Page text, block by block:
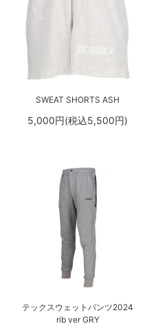
SWEAT SHORTS ASH
5,000円(税込5,500円)
テックスウェットパンツ2024
rib ver GRY